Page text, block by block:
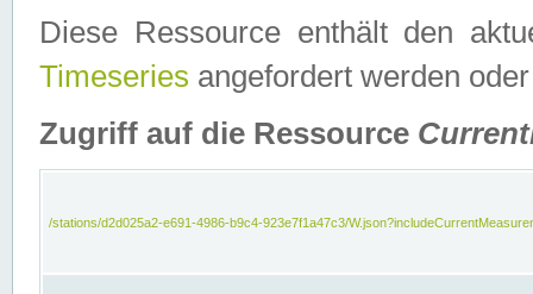
Diese Ressource enthält den
Timeseries angefordert werden
Zugriff auf die Ressource
/stations/d2d025a2-e691-4986-b9c4-923e7f1a47c3/